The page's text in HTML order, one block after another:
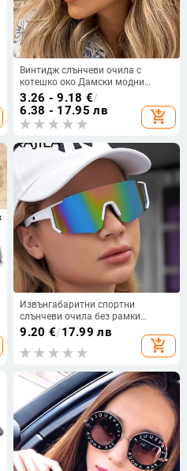
Винтидж слънчеви очила с
котешко око Дамски модни
луксозни V марки 2023 Слънчеви
очила Дамски очила UV400 gafas
de sol mujer
3.26 - 9.18 €/
6.38 - 17.95 лв
add_shopping_cart
Извънгабаритни спортни
слънчеви очила без рамки
Дамски 2023 г. Нови модни
безрамкови слънчеви очила за
мъже Велосипеди на открито
9.20 €/17.99 лв
add_shopping_cart